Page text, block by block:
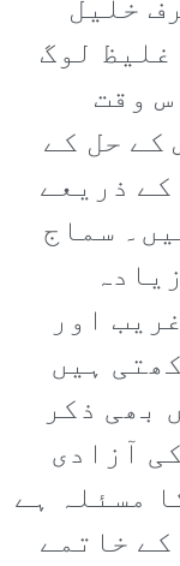
خلیل
لوگ
وقت
کے حل کے
ذریعے
سماج
اور
ہیں
بھی ذکر
آزادی
مسئلہ ہے
خاتمے